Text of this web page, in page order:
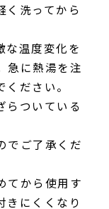
く洗ってから
な温度変化を
急に熱湯を注
ださい。
らついている
でご了承くだ
てから使用す
きにくくなり